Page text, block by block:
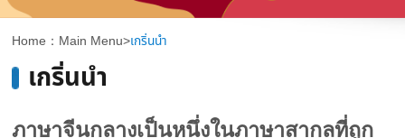
เกริ่นนำ
ภาษาจีนกลางเป็นหนึ่งในภาษาสากลที่ถูก
พิจารณาว่าเป็นภาษาที่ซับซ้อนและมีความ
เรียนรู้ความน่าลึกลับของภาษาจีนกลาง มา